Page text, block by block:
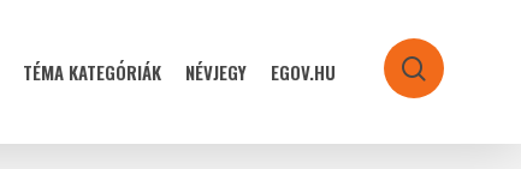
TÉMA KATEGÓRIÁK NÉVJEGY EGOV.HU search